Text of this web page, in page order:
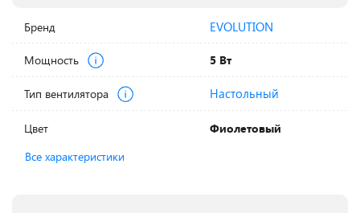
Бренд EVOLUTION
Мощность 5 Вт
Тип вентилятора Настольный
Цвет
Фиолетовый
Все характеристики